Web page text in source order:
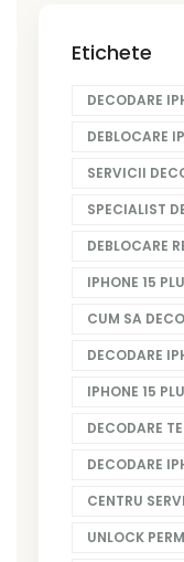
Etichete
DECODARE
DEBLOCARE
SERVICII
SPECIALIST
DEBLOCARE
IPHONE 15
CUM SA
DECODARE
IPHONE 15
DECODARE
DECODARE
CENTRU
UNLOCK